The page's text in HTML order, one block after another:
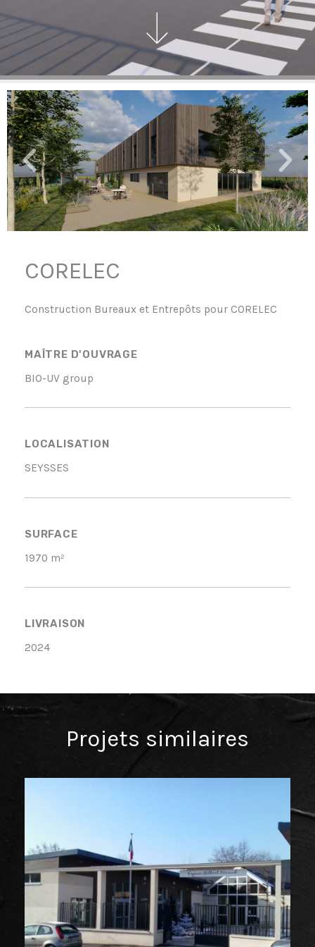
CORELEC
Construction Bureaux et Entrepôts pour CORELEC
MAÎTRE D'OUVRAGE
BIO-UV group
LOCALISATION
SEYSSES
SURFACE
1970 m²
LIVRAISON
2024
Projets similaires